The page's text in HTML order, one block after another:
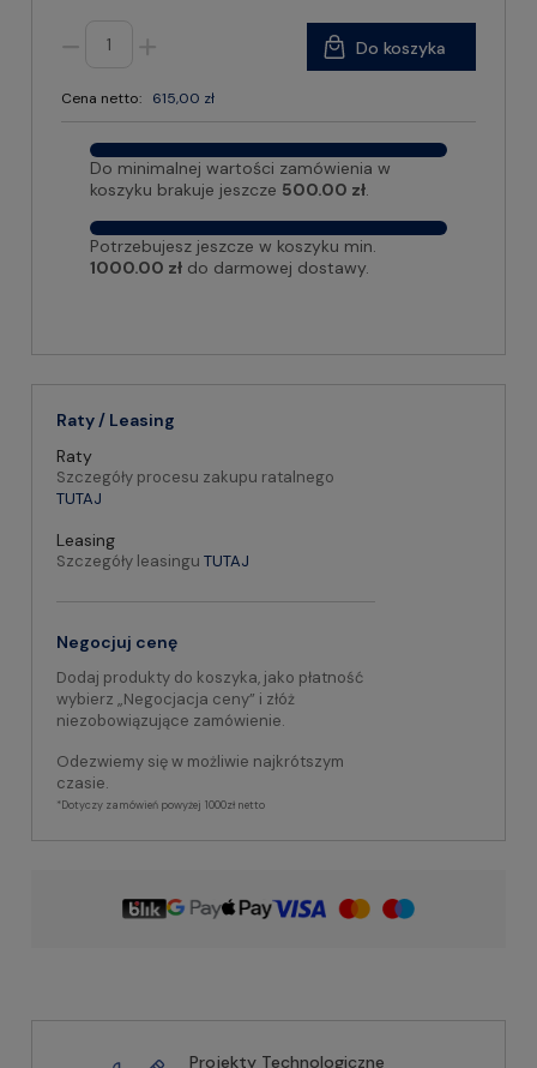
Cena netto: 615,00 zł
Do koszyka
Do minimalnej wartości zamówienia w
koszyku brakuje jeszcze 500.00 zł.
Potrzebujesz jeszcze w koszyku min.
1000.00 zł do darmowej dostawy.
Raty / Leasing
Raty
Szczegóły procesu zakupu ratalnego
TUTAJ
Leasing
Szczegóły leasingu TUTAJ
Negocjuj cenę
Dodaj produkty do koszyka, jako płatność
wybierz „Negocjacja ceny” i złóż
niezobowiązujące zamówienie.
Odezwiemy się w możliwie najkrótszym
czasie.
*Dotyczy zamówień powyżej 1000zł netto
Projekty Technologiczne